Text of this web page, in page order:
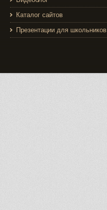
Каталог сайтов
Презентации для школьников